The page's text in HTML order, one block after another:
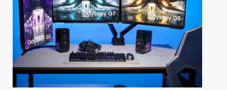
KAUPPA
VAIHDA TEEMA
HAKU